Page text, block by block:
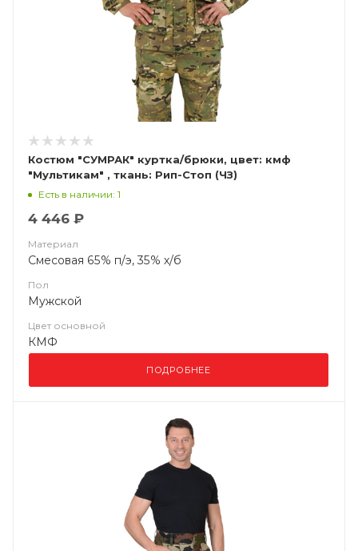
Костюм "СУМРАК" куртка/брюки, цвет: кмф
"Мультикам" , ткань: Рип-Стоп (ЧЗ)
Есть в наличии: 1
4 446 ₽
Материал
Смесовая 65% п/э, 35% х/б
Пол
Мужской
Цвет основной
КМФ
ПОДРОБНЕЕ